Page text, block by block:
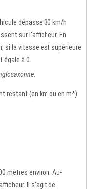
dépasse 30 km/h
sur l'afficheur. En
si la vitesse est supérieure
à 0.
restant (en km ou en m*).
mètres environ. Au-
Il s'agit de